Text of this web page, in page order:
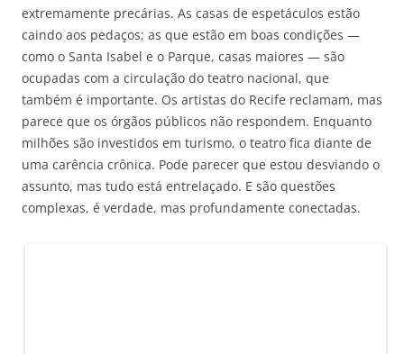
extremamente precárias. As casas de espetáculos estão
caindo aos pedaços; as que estão em boas condições —
como o Santa Isabel e o Parque, casas maiores — são
ocupadas com a circulação do teatro nacional, que
também é importante. Os artistas do Recife reclamam, mas
parece que os órgãos públicos não respondem. Enquanto
milhões são investidos em turismo, o teatro fica diante de
uma carência crônica. Pode parecer que estou desviando o
assunto, mas tudo está entrelaçado. E são questões
complexas, é verdade, mas profundamente conectadas.